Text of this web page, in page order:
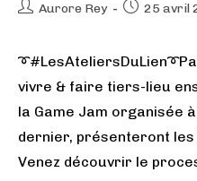
Aurore Rey 25 avril
vivre & faire tiers-lieu
la Game Jam organisée
dernier, présenteront
Venez découvrir le